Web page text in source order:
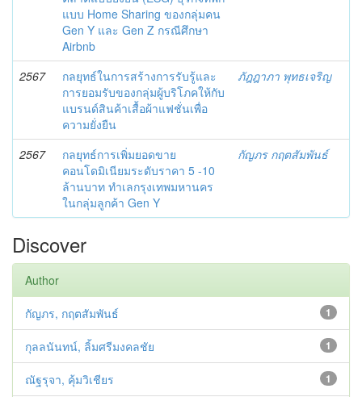
แบบ Home Sharing ของกลุ่มคน
Gen Y และ Gen Z กรณีศึกษา
Airbnb
2567
กลยุทธ์ในการสร้างการรับรู้และ
การยอมรับของกลุ่มผู้บริโภคให้กับ
แบรนด์สินค้าเสื้อผ้าแฟชั่นเพื่อ
ความยั่งยืน
ภัฎฎาภา พุทธเจริญ
2567
กลยุทธ์การเพิ่มยอดขาย
คอนโดมิเนียมระดับราคา 5 -10
ล้านบาท ทำเลกรุงเทพมหานคร
ในกลุ่มลูกค้า Gen Y
กัญภร กฤตสัมพันธ์
Discover
Author
1
กัญภร, กฤตสัมพันธ์
1
กุลลนันทน์, ลิ้มศรีมงคลชัย
1
ณัฐรุจา, คุ้มวิเชียร